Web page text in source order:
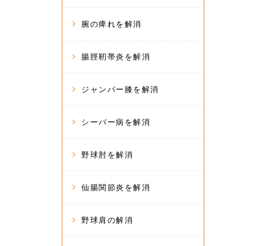
腕の痺れを解消
腸脛靭帯炎を解消
ジャンパー膝を解消
シーバー病を解消
野球肘を解消
仙腸関節炎を解消
野球肩の解消